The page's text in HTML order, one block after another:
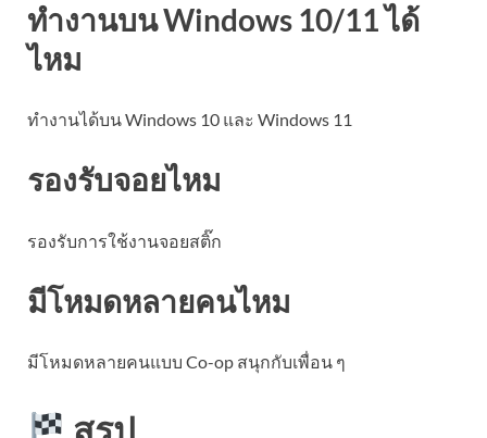
ทำงานบน Windows 10/11 ได้
ไหม
ทำงานได้บน Windows 10 และ Windows 11
รองรับจอยไหม
รองรับการใช้งานจอยสติ๊ก
มีโหมดหลายคนไหม
มีโหมดหลายคนแบบ Co-op สนุกกับเพื่อน ๆ
สรุป